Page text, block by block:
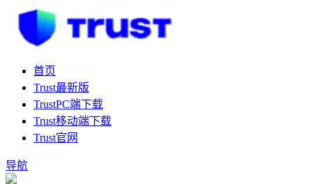
首页
Trust最新版
TrustPC端下载
Trust移动端下载
Trust官网
导航